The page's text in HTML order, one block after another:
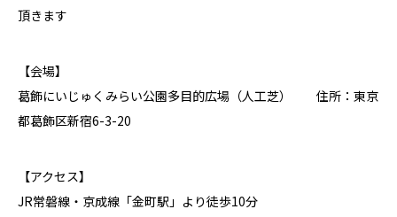
頂きます
【会場】
葛飾にいじゅくみらい公園多目的広場（人工芝） 住所：東京
都葛飾区新宿6-3-20
【アクセス】
JR常磐線・京成線「金町駅」より徒歩10分